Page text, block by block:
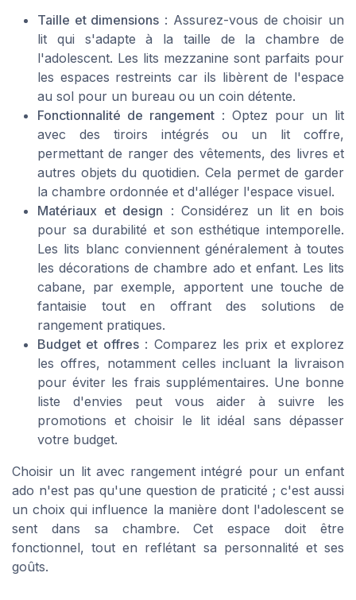
Taille et dimensions : Assurez-vous de choisir un
lit qui s'adapte à la taille de la chambre de
l'adolescent. Les lits mezzanine sont parfaits pour
les espaces restreints car ils libèrent de l'espace
au sol pour un bureau ou un coin détente.
Fonctionnalité de rangement : Optez pour un lit
avec des tiroirs intégrés ou un lit coffre,
permettant de ranger des vêtements, des livres et
autres objets du quotidien. Cela permet de garder
la chambre ordonnée et d'alléger l'espace visuel.
Matériaux et design : Considérez un lit en bois
pour sa durabilité et son esthétique intemporelle.
Les lits blanc conviennent généralement à toutes
les décorations de chambre ado et enfant. Les lits
cabane, par exemple, apportent une touche de
fantaisie tout en offrant des solutions de
rangement pratiques.
Budget et offres: Comparez les prix et explorez
les offres, notamment celles incluant la livraison
pour éviter les frais supplémentaires. Une bonne
liste d'envies peut vous aider à suivre les
promotions et choisir le lit idéal sans dépasser
votre budget.
Choisir un lit avec rangement intégré pour un enfant
ado n'est pas qu'une question de praticité ; c'est aussi
un choix qui influence la manière dont l'adolescent se
sent dans sa chambre. Cet espace doit être
fonctionnel, tout en reflétant sa personnalité et ses
goûts.